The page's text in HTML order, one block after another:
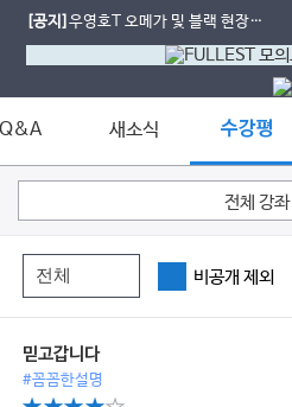
도 문제 풀이 [인강]
[공지]우영호T 오메가 및 블랙 현장
사용 일정
새소식 수강평
전체 강좌
비공개 제외
믿고갑니다
#꼼꼼한설명